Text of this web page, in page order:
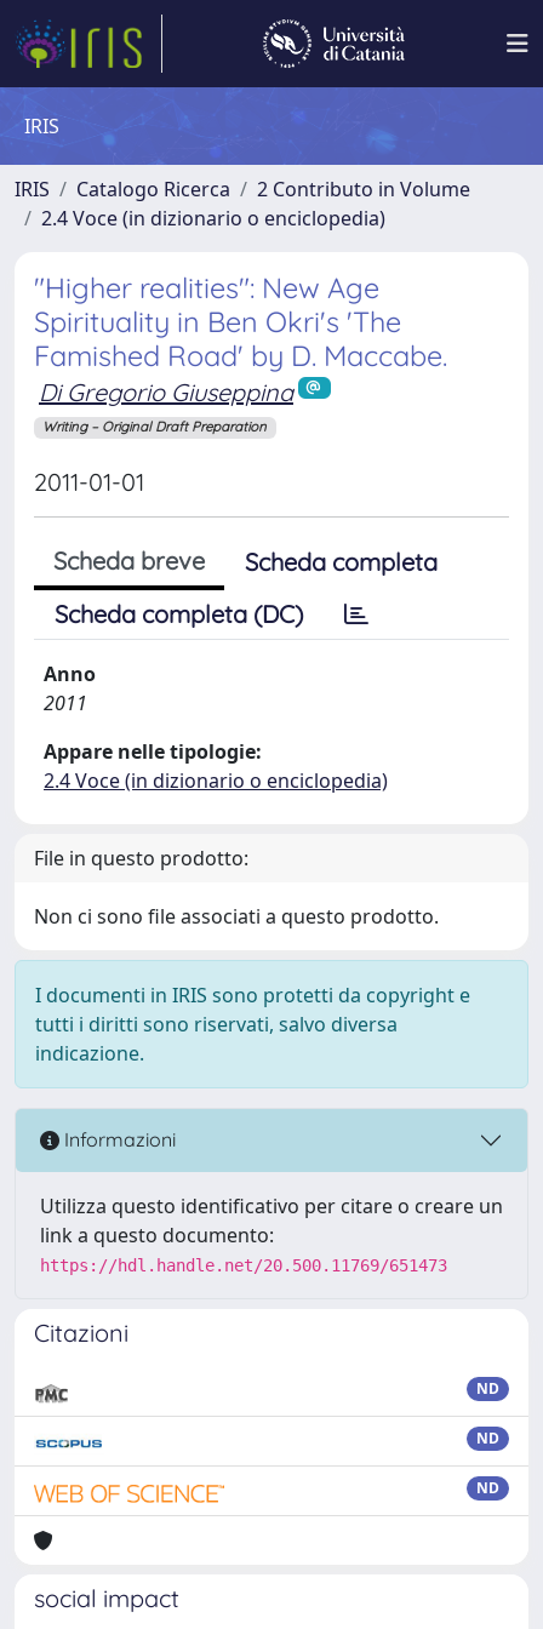
IRIS
IRIS Catalogo Ricerca
2 Contributo in Volume
2.4 Voce (in dizionario o enciclopedia)
"Higher realities": New Age
Spirituality in Ben Okri's 'The
Famished Road' by D. Maccabe.
Di Gregorio Giuseppina
Writing – Original Draft Preparation
2011-01-01
Scheda breve
Scheda completa
Scheda completa (DC)
Anno
2011
Appare nelle tipologie:
2.4 Voce (in dizionario o enciclopedia)
File in questo prodotto:
Non ci sono file associati a questo prodotto.
I documenti in IRIS sono protetti da copyright e
tutti i diritti sono riservati, salvo diversa
indicazione.
Informazioni
Utilizza questo identificativo per citare o creare un
link a questo documento:
https://hdl.handle.net/20.500.11769/651473
Citazioni
ND
ND
ND
social impact